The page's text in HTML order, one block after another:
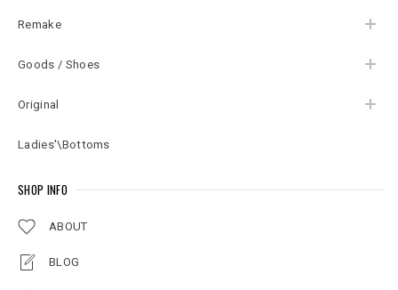
Remake
Goods / Shoes
Original
Ladies'\Bottoms
SHOP INFO
ABOUT
BLOG